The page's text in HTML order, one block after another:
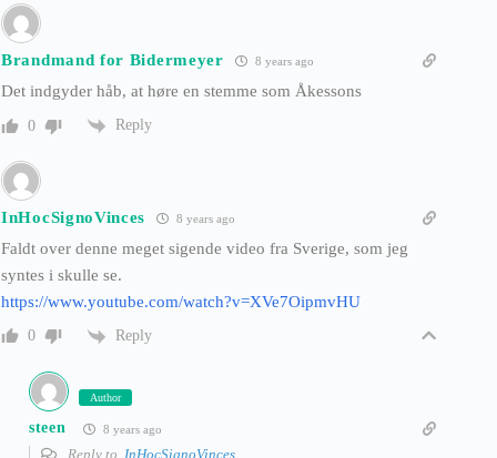
Brandmand for Bidermeyer 8 years ago
Det indgyder håb, at høre en stemme som Åkessons
0 Reply
InHocSignoVinces 8 years ago
Faldt over denne meget sigende video fra Sverige, som jeg
syntes i skulle se.
https://www.youtube.com/watch?v=XVe7OipmvHU
0 Reply
Author
steen 8 years ago
Reply to InHocSignoVinces